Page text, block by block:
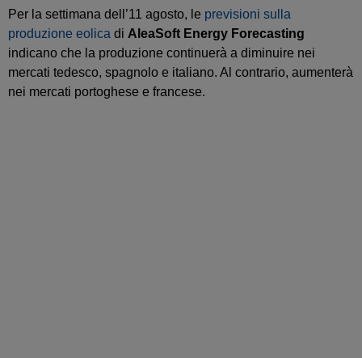
Per la settimana dell’11 agosto, le previsioni sulla
produzione eolica di AleaSoft Energy Forecasting
indicano che la produzione continuerà a diminuire nei
mercati tedesco, spagnolo e italiano. Al contrario, aumenterà
nei mercati portoghese e francese.